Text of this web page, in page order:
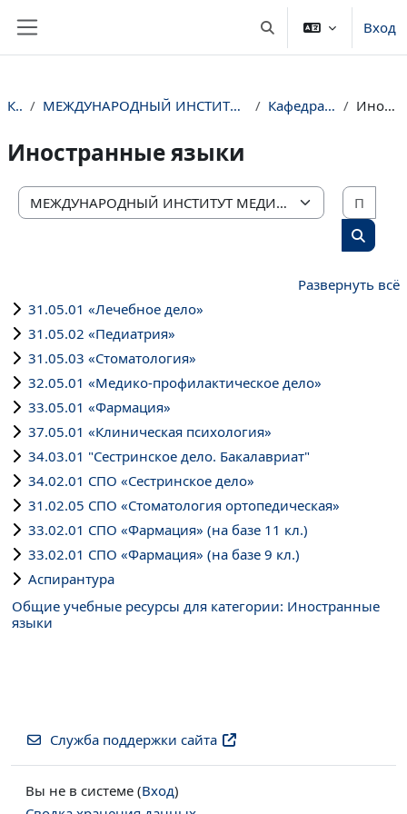
Изменить данныеВход
Курсы МЕЖДУНАРОДНЫЙ ИНСТИТУТ МЕДИЦИНСКОГО ОБРАЗОВАНИЯ И СОТРУДНИЧЕСТВА Кафедра иностранных языков Иностранные языки
Иностранные языки
Категории курсов
Поиск
Развернуть всё
31.05.01 «Лечебное дело»
31.05.02 «Педиатрия»
31.05.03 «Стоматология»
32.05.01 «Медико-профилактическое дело»
33.05.01 «Фармация»
37.05.01 «Клиническая психология»
34.03.01 "Сестринское дело. Бакалавриат"
34.02.01 СПО «Сестринское дело»
31.02.05 СПО «Стоматология ортопедическая»
33.02.01 СПО «Фармация» (на базе 11 кл.)
33.02.01 СПО «Фармация» (на базе 9 кл.)
Аспирантура
Общие учебные ресурсы для категории: Иностранные
языки
Служба поддержки сайта
Вы не в системе (Вход)